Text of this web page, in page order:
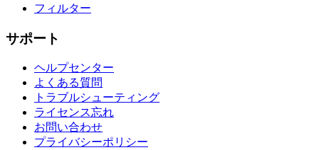
フィルター
サポート
ヘルプセンター
よくある質問
トラブルシューティング
ライセンス忘れ
お問い合わせ
プライバシーポリシー